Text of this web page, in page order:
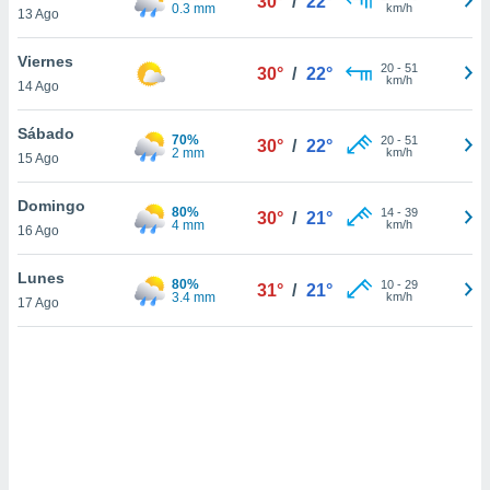
de
te
de que
sean
el sitio
se
para
ni para
13 Ago
0.3 mm
km/h
Viernes
14 Ago
30° / 22° 20- 51
km/h
Sábado
15 Ago
70%
2 mm
30° / 22° 20- 51
km/h
Domingo
16 Ago
80%
4 mm
30° / 21° 14- 39
km/h
Lunes
17 Ago
80%
3.4 mm
31° / 21° 10- 29
km/h